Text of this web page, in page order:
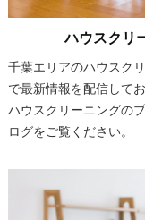
ハウスクリ
千葉エリアのハウスク
で最新情報を配信してお
ハウスクリーニングの
ログをご覧ください。